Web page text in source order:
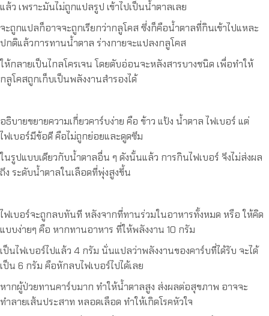
แล้ว เพราะมันไม่ถูกแปลรูป เข้าไปเป็นน้ำตาลเลย
จะถูกแปลก็อาจจะถูกเรียกว่ากลูโคส ซึ่งก็คือน้ำตาลที่กินเข้าไปแหละ
ปกติแล้วการทานน้ำตาล ร่างกายจะแปลงกลูโคส
ให้กลายเป็นไกลโครเจน โดยตับอ่อนจะหลังสารบางชนิด เพื่อทำให้
กลูโคสถูกเก็บเป็นพลังงานสำรองได้
อธิบายขยายความเกี่ยวคาร์บง่าย คือ ข้าว แป้ง น้ำตาล ไฟเบอร์ แต่
ไฟเบอร์มีข้อดี คือไม่ถูกย่อยและดูดซึม
ในรูปแบบเดียวกับน้ำตาลอื่น ๆ ดังนั้นแล้ว การกินไฟเบอร์ จึงไม่ส่งผล
ถึง ระดับน้ำตาลในเลือดที่พุ่งสูงขึ้น
ไฟเบอร์จะถูกลบทันที หลังจากที่ทานร่วมในอาหารทั้งหมด หรือ ให้คิด
แบบง่ายๆ คือ หากทานอาหาร ที่ให้พลังงาน 10 กรัม
เป็นไฟเบอร์ไปแล้ว 4 กรัม นั่นแปลว่าพลังงานของคาร์บที่ได้รับ จะได้
เป็น 6 กรัม คือหักลบไฟเบอร์ไปได้เลย
หากผู้ป่วยทานคาร์บมาก ทำให้น้ำตาลสูง ส่งผลต่อสุขภาพ อาจจะ
ทำลายเส้นประสาท หลอดเลือด ทำให้เกิดโรคหัวใจ